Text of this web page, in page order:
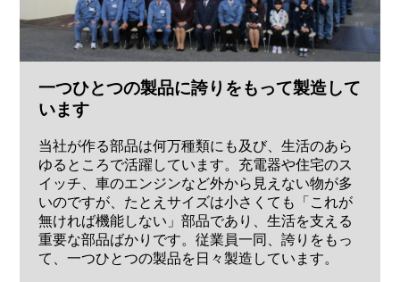
一つひとつの製品に誇りをもって製造して
います
当社が作る部品は何万種類にも及び、生活のあら
ゆるところで活躍しています。充電器や住宅のス
イッチ、車のエンジンなど外から見えない物が多
いのですが、たとえサイズは小さくても「これが
無ければ機能しない」部品であり、生活を支える
重要な部品ばかりです。従業員一同、誇りをもっ
て、一つひとつの製品を日々製造しています。